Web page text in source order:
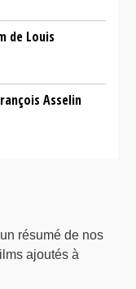
de Louis
Asselin
résumé de nos
ajoutés à